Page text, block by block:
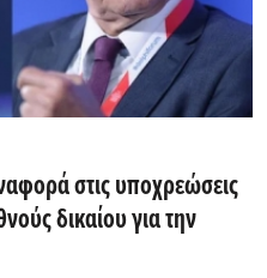
στις υποχρεώσεις
δικαίου για την